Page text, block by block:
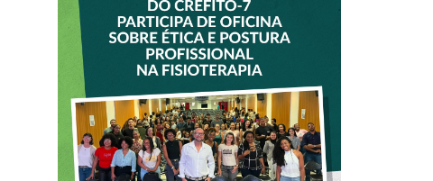
VICE-PRESIDENTE
DO CREFITO-7
PARTICIPA DE
OFICINA SOBRE
ÉTICA E POSTURA
PROFISSIONAL NA
FISIOTERAPIA